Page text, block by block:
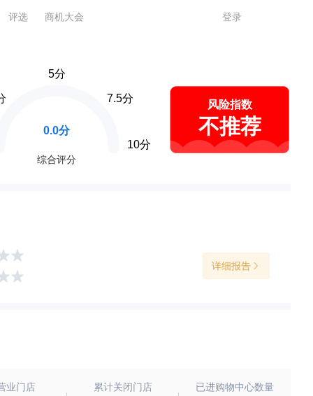
评选 商机大会 登录
5分
7.5分
10分
0.0分
综合评分
风险指数
不推荐
详细报告
业门店 累计关闭门店 已进购物中心数量